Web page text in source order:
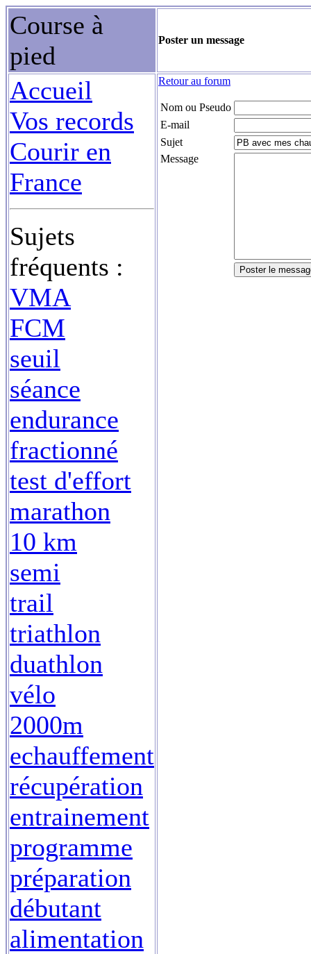
Course à
pied
Poster un message
Accueil
Vos records
Courir en
France
Sujets
fréquents :
VMA
FCM
seuil
séance
endurance
fractionné
test d'effort
marathon
10 km
semi
trail
triathlon
duathlon
vélo
2000m
echauffement
récupération
entrainement
programme
préparation
débutant
alimentation
Retour au forum
Nom ou Pseudo
E-mail
Sujet
Message